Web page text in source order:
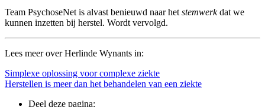
Team PsychoseNet is alvast benieuwd naar het stemwerkdat we
kunnen inzetten bij herstel. Wordt vervolgd.
Lees meer over Herlinde Wynants in:
Simplexe oplossing voor complexe ziekte
Herstellen is meer dan het behandelen van een ziekte
Deel deze pagina: